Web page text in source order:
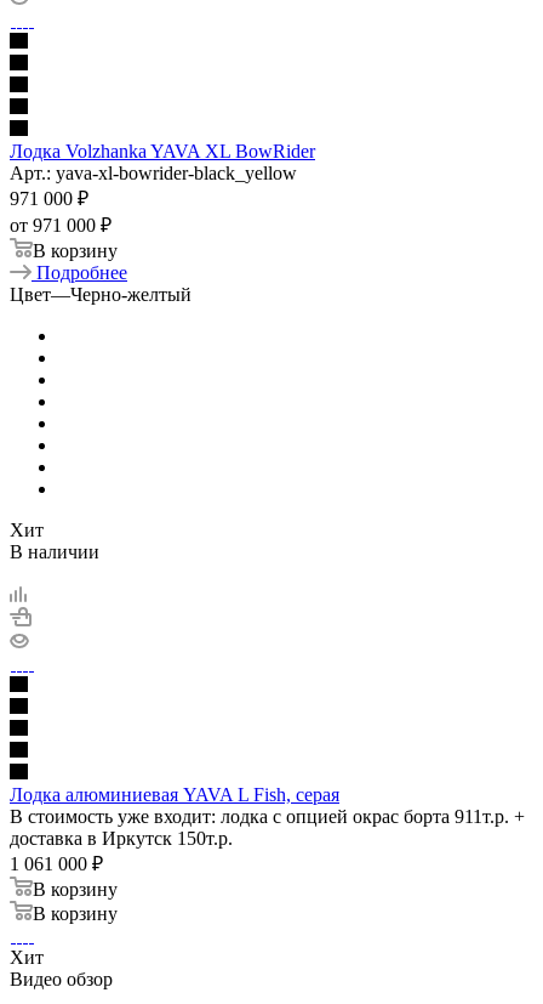
Лодка Volzhanka YAVA XL BowRider
Арт.: yava-xl-bowrider-black_yellow
971 000 ₽
от 971 000 ₽
В корзину
Подробнее
Цвет—Черно-желтый
Хит
В наличии
Лодка алюминиевая YAVA L Fish, серая
В стоимость уже входит: лодка с опцией окрас борта 911т.р. +
доставка в Иркутск 150т.р.
1 061 000 ₽
В корзину
В корзину
Хит
Видео обзор